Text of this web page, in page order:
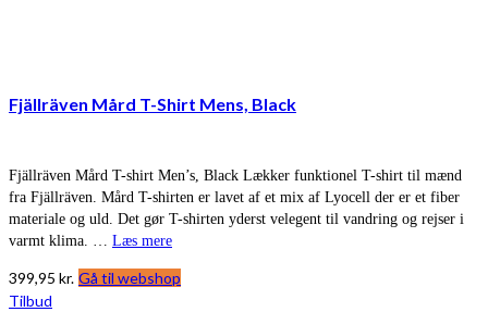
Fjällräven Mård T-Shirt Mens, Black
Fjällräven Mård T-shirt Men’s, Black Lækker funktionel T-shirt til mænd
fra Fjällräven. Mård T-shirten er lavet af et mix af Lyocell der er et fiber
materiale og uld. Det gør T-shirten yderst velegent til vandring og rejser i
varmt klima. … Læs mere
399,95 kr. Gå til webshop
Tilbud